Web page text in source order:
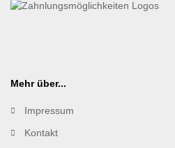
Mehr über...
Impressum
Kontakt